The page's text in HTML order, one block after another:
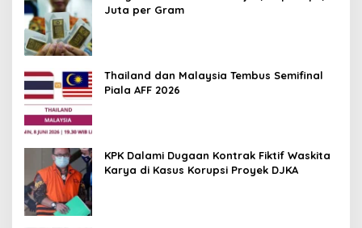
Juta per Gram
Thailand dan Malaysia Tembus Semifinal
Piala AFF 2026
KPK Dalami Dugaan Kontrak Fiktif Waskita
Karya di Kasus Korupsi Proyek DJKA